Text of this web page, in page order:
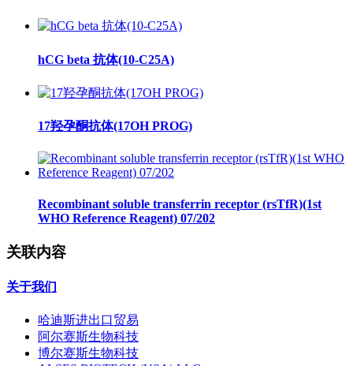
hCG beta 抗体(10-C25A)
17羟孕酮抗体(17OH PROG)
Recombinant soluble transferrin receptor (rsTfR)(1st
WHO Reference Reagent) 07/202
关联内容
关于我们
哈迪斯进出口贸易
阿尔赛斯生物科技
博尔赛斯生物科技